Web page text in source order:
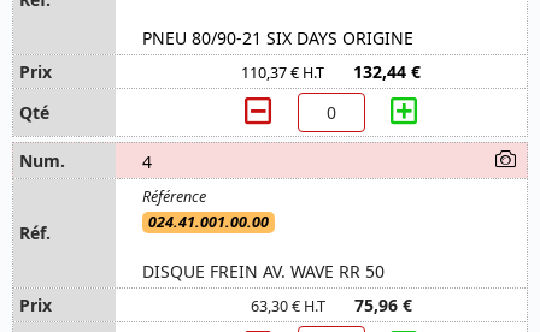
PNEU 80/90-21 SIX DAYS ORIGINE
110,37 € H.T 132,44 €
4
024.41.001.00.00
DISQUE FREIN AV. WAVE RR 50
63,30 € H.T 75,96 €